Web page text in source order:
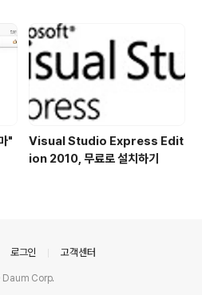
"
Visual Studio Express Edit
ion 2010, 무료로 설치하기
로그인 고객센터
Corp.